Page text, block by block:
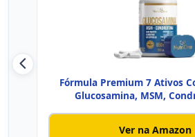
Fórmula Premium 7 Ativos
Glucosamina, MSM,
Ver na Amazon